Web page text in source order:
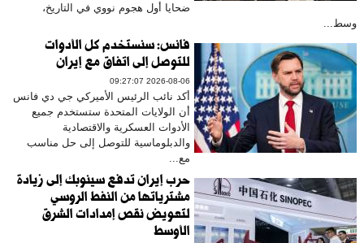
ضحايا أول هجوم نووي في التاريخ،
وسط...
فانس: سنستخدم كل الأدوات
للتوصل إلى اتفاق مع إيران
2026-08-06 09:27:07
أكد نائب الرئيس الأميركي جي دي فانس
أن الولايات المتحدة ستستخدم جميع
الأدوات العسكرية والاقتصادية
والدبلوماسية للتوصل إلى حل مناسب
مع...
حرب إيران تدفع سينوبك إلى زيادة
مشترياتها من النفط الروسي
لتعويض نقص إمدادات الشرق
الأوسط